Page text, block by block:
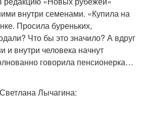
внутри семенами. «Купила на
Просила буреньких,
Что бы это значило? А вдруг
и внутри человека начнут
говорила пенсионерка…
Лычагина: